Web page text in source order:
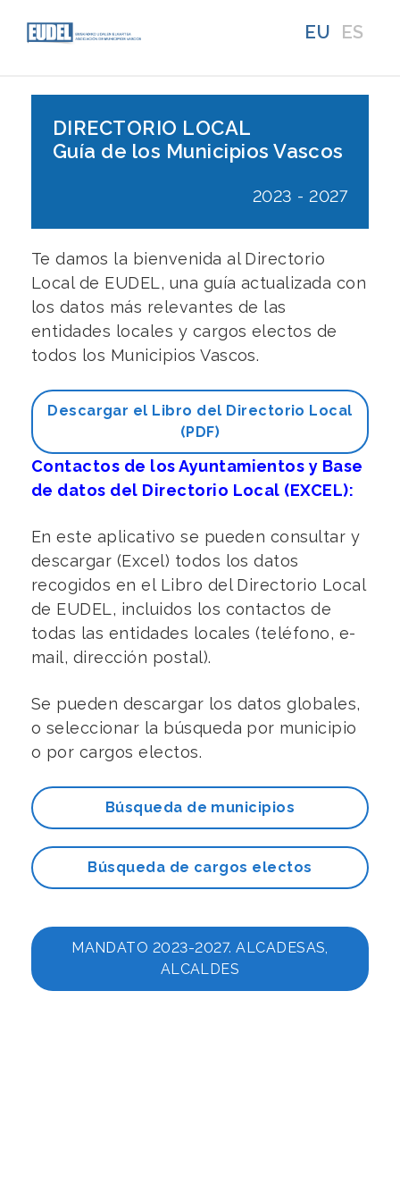
EU ES
DIRECTORIO LOCAL
Guía de los Municipios Vascos
2023 - 2027
Te damos la bienvenida al Directorio
Local de EUDEL, una guía actualizada con
los datos más relevantes de las
entidades locales y cargos electos de
todos los Municipios Vascos.
Descargar el Libro del Directorio Local
(PDF)
Contactos de los Ayuntamientos y Base
de datos del Directorio Local (EXCEL):
En este aplicativo se pueden consultar y
descargar (Excel) todos los datos
recogidos en el Libro del Directorio Local
de EUDEL, incluidos los contactos de
todas las entidades locales (teléfono, e-
mail, dirección postal).
Se pueden descargar los datos globales,
o seleccionar la búsqueda por municipio
o por cargos electos.
Búsqueda de municipios
Búsqueda de cargos electos
MANDATO 2023-2027. ALCADESAS,
ALCALDES